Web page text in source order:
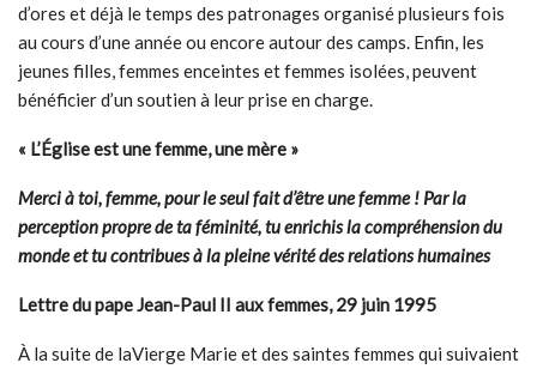
d’ores et déjà le temps des patronages organisé plusieurs fois
au cours d’une année ou encore autour des camps. Enfin, les
jeunes filles, femmes enceintes et femmes isolées, peuvent
bénéficier d’un soutien à leur prise en charge.
« L’Église est une femme, une mère »
Merci à toi, femme, pour le seul fait d’être une femme ! Par la
perception propre de ta féminité, tu enrichis la compréhension du
monde et tu contribues à la pleine vérité des relations humaines
Lettre du pape Jean-Paul II aux femmes, 29 juin 1995
À la suite de laVierge Marie et des saintes femmes qui suivaient